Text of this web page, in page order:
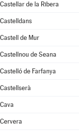
Castellar de la Ribera
Castelldans
Castell de Mur
Castellnou de Seana
Castelló de Farfanya
Castellserà
Cava
Cervera